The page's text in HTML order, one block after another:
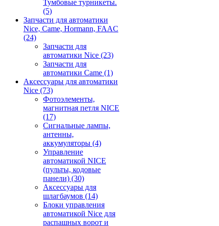
Тумбовые турникеты.
(5)
Запчасти для автоматики
Nice, Came, Hormann, FAAC
(24)
Запчасти для
автоматики Nice (23)
Запчасти для
автоматики Came (1)
Аксессуары для автоматики
Nice (73)
Фотоэлементы,
магнитная петля NICE
(17)
Сигнальные лампы,
антенны,
аккумуляторы (4)
Управление
автоматикой NICE
(пульты, кодовые
панели) (30)
Аксессуары для
шлагбаумов (14)
Блоки управления
автоматикой Nice для
распашных ворот и